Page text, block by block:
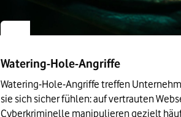
Watering-Hole-Angriffe
Watering-Hole-Angriffe treffen
sie sich sicher fühlen: auf vertrauten
Cyberkriminelle manipulieren gezielt